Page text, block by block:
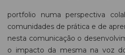
portfolio numa perspectiva
comunidades de prática e de
nesta comunicação o
o impacto da mesma na voz